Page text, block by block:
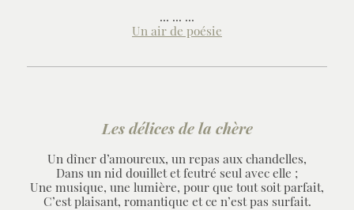
... ... ...
Un air de poésie
Les délices de la chère
Un dîner d’amoureux, un repas aux chandelles,
Dans un nid douillet et feutré seul avec elle ;
Une musique, une lumière, pour que tout soit parfait,
C’est plaisant, romantique et ce n’est pas surfait.